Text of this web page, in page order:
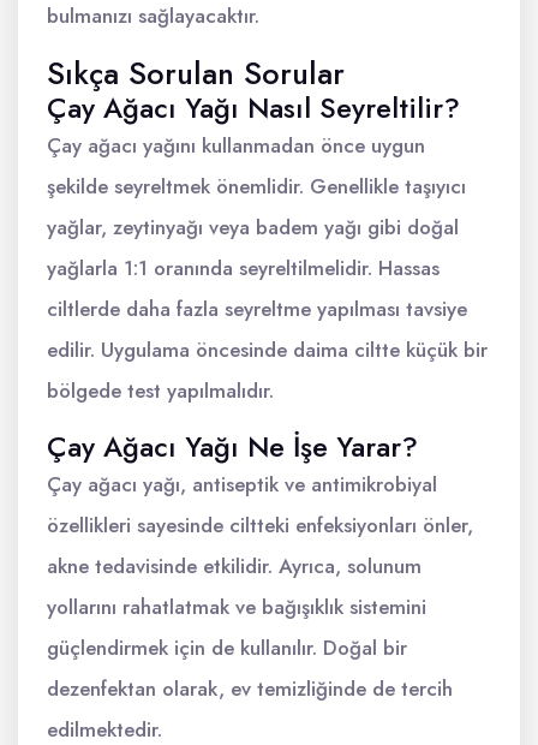
bulmanızı sağlayacaktır.
Sıkça Sorulan Sorular
Çay Ağacı Yağı Nasıl Seyreltilir?
Çay ağacı yağını kullanmadan önce uygun
şekilde seyreltmek önemlidir. Genellikle taşıyıcı
yağlar, zeytinyağı veya badem yağı gibi doğal
yağlarla 1:1 oranında seyreltilmelidir. Hassas
ciltlerde daha fazla seyreltme yapılması tavsiye
edilir. Uygulama öncesinde daima ciltte küçük bir
bölgede test yapılmalıdır.
Çay Ağacı Yağı Ne İşe Yarar?
Çay ağacı yağı, antiseptik ve antimikrobiyal
özellikleri sayesinde ciltteki enfeksiyonları önler,
akne tedavisinde etkilidir. Ayrıca, solunum
yollarını rahatlatmak ve bağışıklık sistemini
güçlendirmek için de kullanılır. Doğal bir
dezenfektan olarak, ev temizliğinde de tercih
edilmektedir.